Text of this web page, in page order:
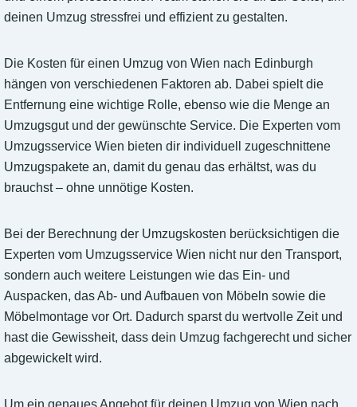
deinen Umzug stressfrei und effizient zu gestalten.
Die Kosten für einen Umzug von Wien nach Edinburgh
hängen von verschiedenen Faktoren ab. Dabei spielt die
Entfernung eine wichtige Rolle, ebenso wie die Menge an
Umzugsgut und der gewünschte Service. Die Experten vom
Umzugsservice Wien bieten dir individuell zugeschnittene
Umzugspakete an, damit du genau das erhältst, was du
brauchst – ohne unnötige Kosten.
Bei der Berechnung der Umzugskosten berücksichtigen die
Experten vom Umzugsservice Wien nicht nur den Transport,
sondern auch weitere Leistungen wie das Ein- und
Auspacken, das Ab- und Aufbauen von Möbeln sowie die
Möbelmontage vor Ort. Dadurch sparst du wertvolle Zeit und
hast die Gewissheit, dass dein Umzug fachgerecht und sicher
abgewickelt wird.
Um ein genaues Angebot für deinen Umzug von Wien nach